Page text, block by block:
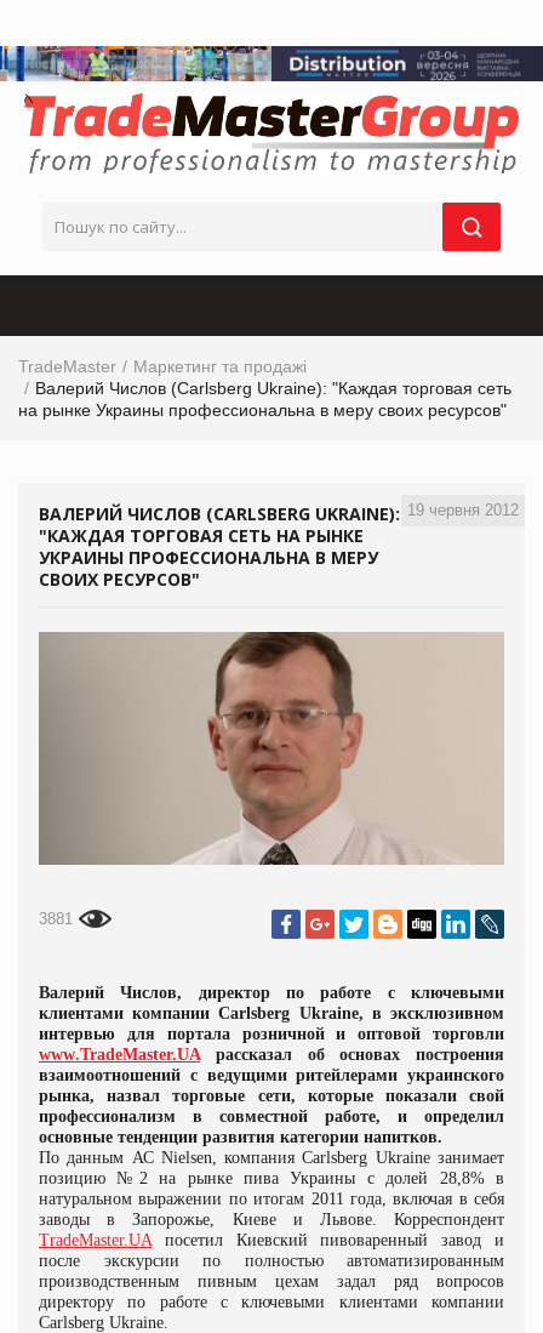
TradeMaster
Маркетинг та продажі
Валерий Числов (Carlsberg Ukraine): "Каждая торговая сеть
на рынке Украины профессиональна в меру своих ресурсов"
19 червня 2012
ВАЛЕРИЙ ЧИСЛОВ (CARLSBERG UKRAINE):
"КАЖДАЯ ТОРГОВАЯ СЕТЬ НА РЫНКЕ
УКРАИНЫ ПРОФЕССИОНАЛЬНА В МЕРУ
СВОИХ РЕСУРСОВ"
3881
Валерий Числов, директор по работе с ключевыми
клиентами компании Carlsberg Ukraine, в эксклюзивном
интервью для портала розничной и оптовой торговли
www.TradeMaster.UA рассказал об основах построения
взаимоотношений с ведущими ритейлерами украинского
рынка, назвал торговые сети, которые показали свой
профессионализм в совместной работе, и определил
основные тенденции развития категории напитков.
По данным АС Nielsen, компания Carlsberg Ukraine занимает
позицию №2 на рынке пива Украины с долей 28,8% в
натуральном выражении по итогам 2011 года, включая в себя
заводы в Запорожье, Киеве и Львове. Корреспондент
TradeMaster. UA
посетил Киевский пивоваренный завод и
после экскурсии по полностью автоматизированным
производственным пивным цехам задал ряд вопросов
директору по работе с ключевыми клиентами компании
Carlsberg Ukraine.